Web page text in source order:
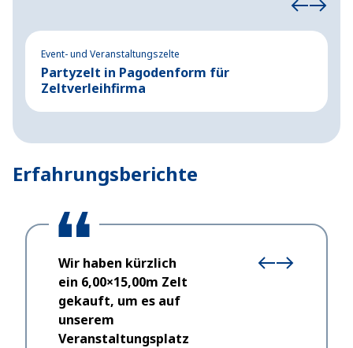
Event- und Veranstaltungszelte
Partyzelt in Pagodenform für
Zeltverleihfirma
Erfahrungsberichte
Wir haben kürzlich
ein 6,00×15,00m Zelt
gekauft, um es auf
unserem
Veranstaltungsplatz